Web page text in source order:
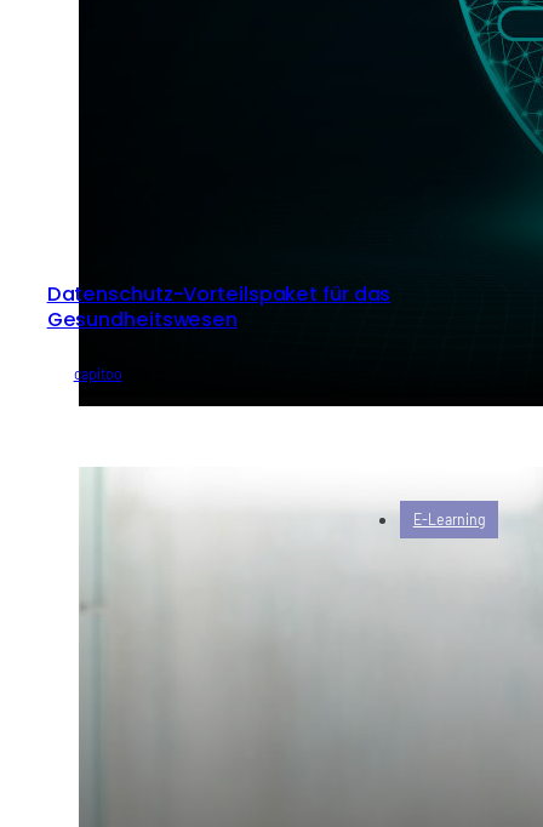
Datenschutz-Vorteilspaket für das
Gesundheitswesen
capitoo
E-Learning